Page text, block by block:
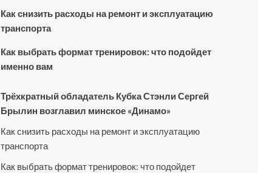
Как снизить расходы на ремонт и эксплуатацию
транспорта
Как выбрать формат тренировок: что подойдет
именно вам
Трёхкратный обладатель Кубка Стэнли Сергей
Брылин возглавил минское «Динамо»
Как снизить расходы на ремонт и эксплуатацию
транспорта
Как выбрать формат тренировок: что подойдет